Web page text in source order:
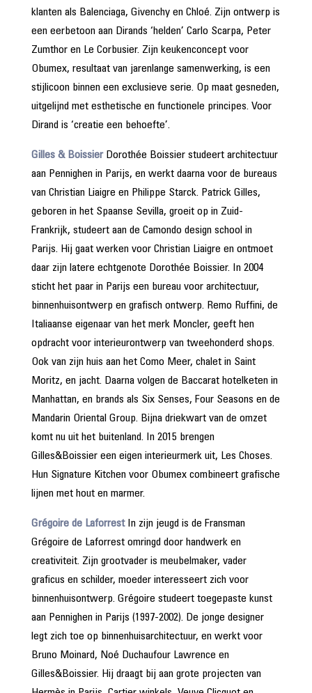
klanten als Balenciaga, Givenchy en Chloé. Zijn ontwerp is
een eerbetoon aan Dirands ‘helden’ Carlo Scarpa, Peter
Zumthor en Le Corbusier. Zijn keukenconcept voor
Obumex, resultaat van jarenlange samenwerking, is een
stijlicoon binnen een exclusieve serie. Op maat gesneden,
uitgelijnd met esthetische en functionele principes. Voor
Dirand is ‘creatie een behoefte’.
Gilles & BoissierDorothée Boissier studeert architectuur
aan Pennighen in Parijs, en werkt daarna voor de bureaus
van Christian Liaigre en Philippe Starck. Patrick Gilles,
geboren in het Spaanse Sevilla, groeit op in Zuid-
Frankrijk, studeert aan de Camondo design school in
Parijs. Hij gaat werken voor Christian Liaigre en ontmoet
daar zijn latere echtgenote Dorothée Boissier. In 2004
sticht het paar in Parijs een bureau voor architectuur,
binnenhuisontwerp en grafisch ontwerp. Remo Ruffini, de
Italiaanse eigenaar van het merk Moncler, geeft hen
opdracht voor interieurontwerp van tweehonderd shops.
Ook van zijn huis aan het Como Meer, chalet in Saint
Moritz, en jacht. Daarna volgen de Baccarat hotelketen in
Manhattan, en brands als Six Senses, Four Seasons en de
Mandarin Oriental Group. Bijna driekwart van de omzet
komt nu uit het buitenland. In 2015 brengen
Gilles&Boissier een eigen interieurmerk uit, Les Choses.
Hun Signature Kitchen voor Obumex combineert grafische
lijnen met hout en marmer.
Grégoire de LaforrestIn zijn jeugd is de Fransman
Grégoire de Laforrest omringd door handwerk en
creativiteit. Zijn grootvader is meubelmaker, vader
graficus en schilder, moeder interesseert zich voor
binnenhuisontwerp. Grégoire studeert toegepaste kunst
aan Pennighen in Parijs (1997-2002). De jonge designer
legt zich toe op binnenhuisarchitectuur, en werkt voor
Bruno Moinard, Noé Duchaufour Lawrence en
Gilles&Boissier. Hij draagt bij aan grote projecten van